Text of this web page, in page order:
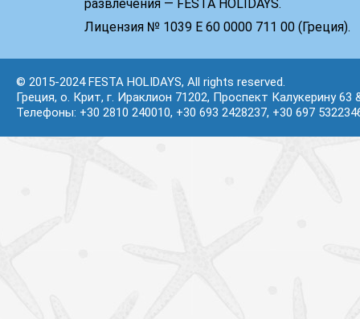
развлечения — FESTA HOLIDAYS.
Лицензия № 1039 Е 60 0000 711 00 (Греция).
© 2015-2024 FESTA HOLIDAYS, All rights reserved.
Греция, о. Крит, г. Ираклион 71202, Проспект Калукерину 63
Телефоны: +30 2810 240010, +30 693 2428237, +30 697